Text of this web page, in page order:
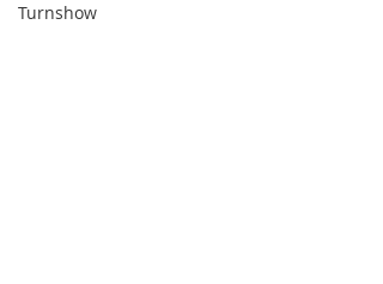
Turnshow